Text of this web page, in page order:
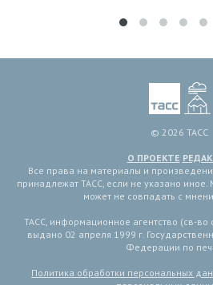
© 2026 ТАСС
О ПРОЕКТЕ
Все права на материалы и
принадлежат ТАСС, если не указано
может не совпадать с
ТАСС, информационное агентство (св-
выдано 02 апреля 1999 г.
Федерации по
Политика обработки персональных